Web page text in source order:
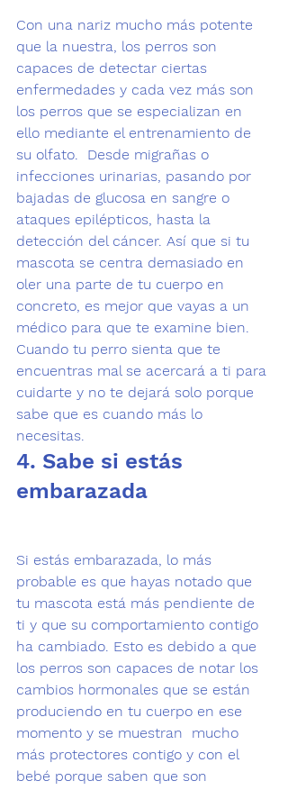
Con una nariz mucho más potente
que la nuestra, los perros son
capaces de detectar ciertas
enfermedades y cada vez más son
los perros que se especializan en
ello mediante el entrenamiento de
su olfato.  Desde migrañas o
infecciones urinarias, pasando por
bajadas de glucosa en sangre o
ataques epilépticos, hasta la
detección del cáncer. Así que si tu
mascota se centra demasiado en
oler una parte de tu cuerpo en
concreto, es mejor que vayas a un
médico para que te examine bien.
Cuando tu perro sienta que te
encuentras mal se acercará a ti para
cuidarte y no te dejará solo porque
sabe que es cuando más lo
necesitas.
4. Sabe si estás
embarazada
Si estás embarazada, lo más
probable es que hayas notado que
tu mascota está más pendiente de
ti y que su comportamiento contigo
ha cambiado. Esto es debido a que
los perros son capaces de notar los
cambios hormonales que se están
produciendo en tu cuerpo en ese
momento y se muestran  mucho
más protectores contigo y con el
bebé porque saben que son